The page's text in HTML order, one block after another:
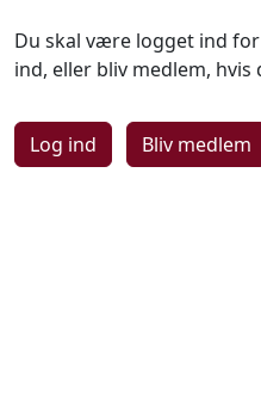
Du skal være logget ind
ind, eller bliv medlem, hvis
Log ind